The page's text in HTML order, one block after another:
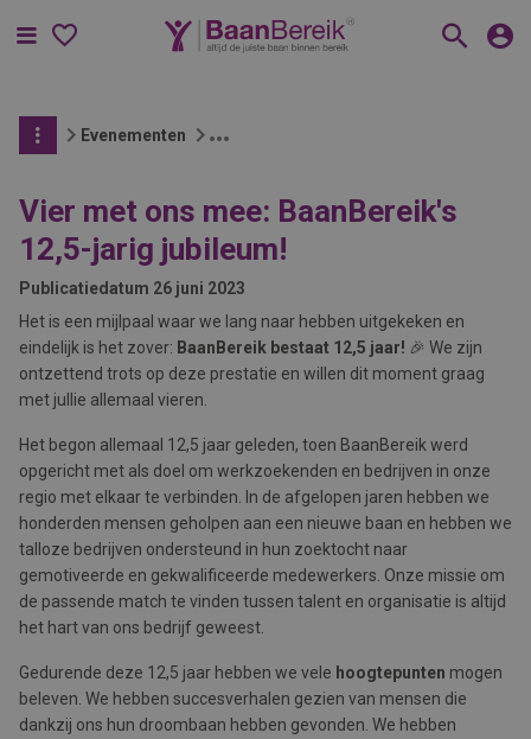
Menu
Evenementen
Vier met ons mee: BaanBereik's
12,5-jarig jubileum!
Publicatiedatum 26 juni 2023
Het is een mijlpaal waar we lang naar hebben uitgekeken en
eindelijk is het zover: BaanBereik bestaat 12,5 jaar! 🎉 We zijn
ontzettend trots op deze prestatie en willen dit moment graag
met jullie allemaal vieren.
Het begon allemaal 12,5 jaar geleden, toen BaanBereik werd
opgericht met als doel om werkzoekenden en bedrijven in onze
regio met elkaar te verbinden. In de afgelopen jaren hebben we
honderden mensen geholpen aan een nieuwe baan en hebben we
talloze bedrijven ondersteund in hun zoektocht naar
gemotiveerde en gekwalificeerde medewerkers. Onze missie om
de passende match te vinden tussen talent en organisatie is altijd
het hart van ons bedrijf geweest.
Gedurende deze 12,5 jaar hebben we vele hoogtepunten mogen
beleven. We hebben succesverhalen gezien van mensen die
dankzij ons hun droombaan hebben gevonden. We hebben